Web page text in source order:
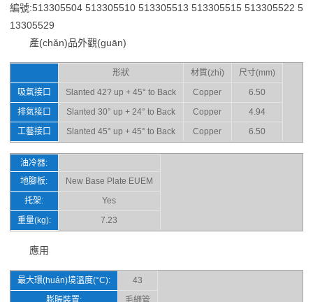
編號:513305504 513305510 513305513 513305515 513305522 5
13305529
產(chǎn)品外觀(guān)
形狀 材質(zhì)
尺寸(mm)
吸氣接口
Slanted 42? up + 45° to Back Copper
6.50
排氣接口
Slanted 30° up + 24° to Back Copper
4.94
工藝接口
Slanted 45° up + 45° to Back Copper 6.50
油冷器:
地腳板:
New Base Plate EUEM
托架:
Yes
重量(kg):
7.23
應用
最大環(huán)境溫度(°C):
43